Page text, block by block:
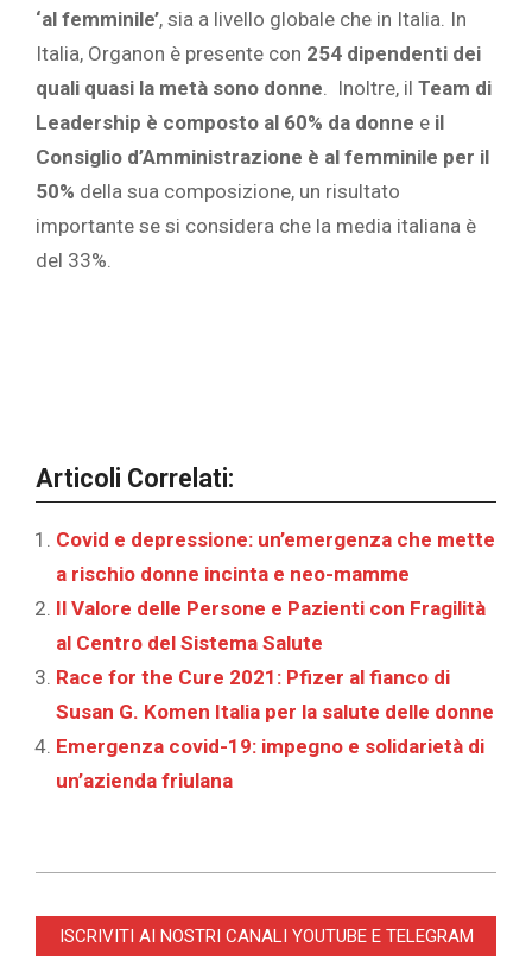
‘al femminile’, sia a livello globale che in Italia. In
Italia, Organon è presente con 254 dipendenti dei
quali quasi la metà sono donne. Inoltre, il Team di
Leadership è composto al 60% da donne e il
Consiglio d’Amministrazione è al femminile per il
50% della sua composizione, un risultato
importante se si considera che la media italiana è
del 33%.
Articoli Correlati:
Covid e depressione: un’emergenza che mette
a rischio donne incinta e neo-mamme
Il Valore delle Persone e Pazienti con Fragilità
al Centro del Sistema Salute
Race for the Cure 2021: Pfizer al fianco di
Susan G. Komen Italia per la salute delle donne
Emergenza covid-19: impegno e solidarietà di
un’azienda friulana
06-
ISCRIVITI AI NOSTRI CANALI YOUTUBE E TELEGRAM